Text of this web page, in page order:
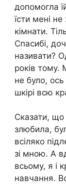
допомогла
їсти мені
кімнати.
Спасибі,
називати?
років тому.
не було, ось
шкірі всю
Сказати, що
злюбила,
всіляко
зі мною. А
всьому, я і
навчання.